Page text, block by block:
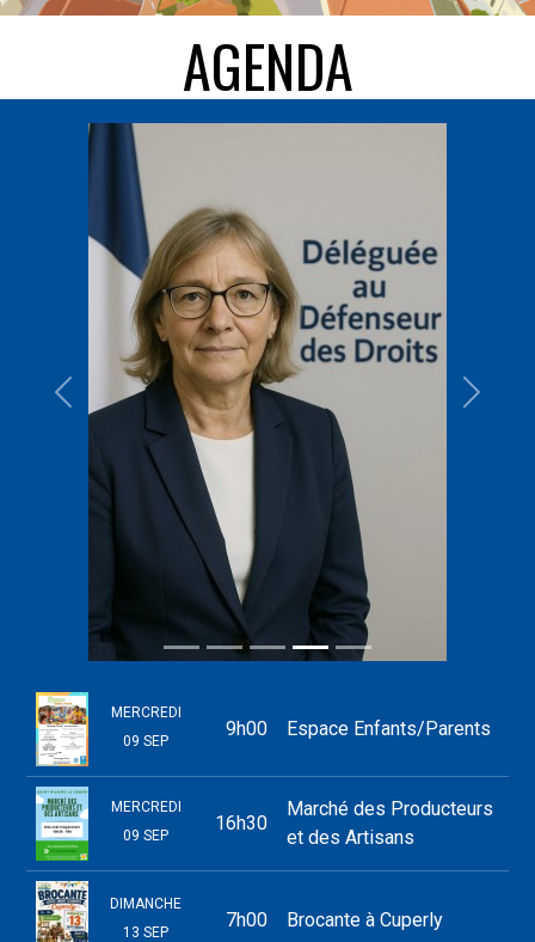
AGENDA
MERCREDI
09 SEP
9h00 Espace Enfants/Parents
MERCREDI
09 SEP
16h30
Marché des Producteurs
et des Artisans
DIMANCHE
13 SEP
7h00 Brocante à Cuperly